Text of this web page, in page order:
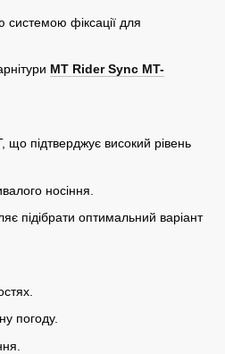
системою фіксації для
MT Rider Sync MT-
що підтверджує високий рівень
носіння.
підібрати оптимальний варіант
погоду.